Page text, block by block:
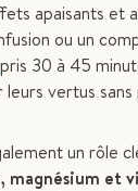
apaisants et
ou un
pris 30 à 45
vertus
un rôle
magnésium et